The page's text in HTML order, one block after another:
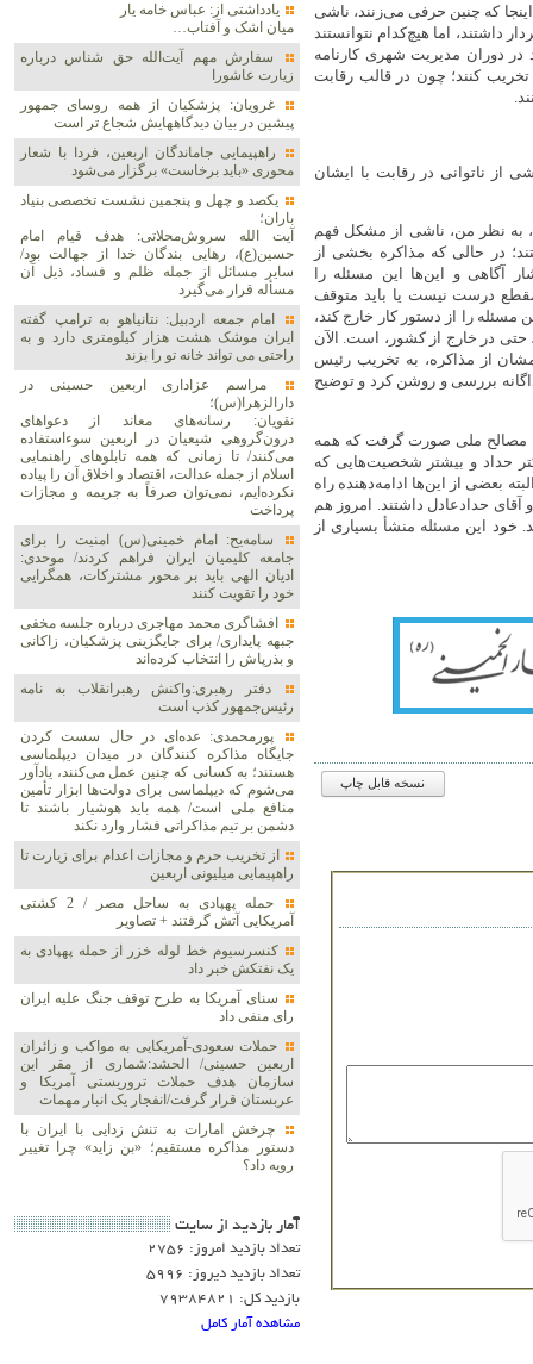
که چنین حرفی می‌زنند، ناشی
اما هیچ‌کدام نتوانستند
در دوران مدیریت شهری کارنامه
تخریب کنند؛ چون در قالب رقابت
از ناتوانی در رقابت با ایشان
به نظر من، ناشی از مشکل فهم
در حالی که مذاکره بخشی از
آگاهی و این‌ها این مسئله را
درست نیست یا باید متوقف
را از دستور کار خارج کند،
در خارج از کشور، است. الآن
از مذاکره، به تخریب رئیس
بررسی و روشن کرد و توضیح
با مصالح ملی صورت گرفت که همه
حداد و بیشتر شخصیت‌هایی که
بعضی از این‌ها ادامه‌دهنده راه
آقای حدادعادل داشتند. امروز هم
خود این مسئله منشأ بسیاری از
نسخه قابل چاپ
یادداشتی از: عباس خامه یار
میان اشک و آفتاب…
سفارش مهم آیت‌الله حق شناس درباره
زیارت عاشورا
غرویان: پزشکیان از همه روسای جمهور
پیشین در بیان دیدگاههایش شجاع تر است
راهپیمایی جاماندگان اربعین، فردا با شعار
محوری «باید برخاست» برگزار می‌شود
یکصد و چهل و پنجمین نشست تخصصی بنیاد
باران؛
آیت الله سروش‌محلاتی: هدف قیام امام
حسین(ع)، رهایی بندگان خدا از جهالت بود/
سایر مسائل از جمله ظلم و فساد، ذیل آن
مسأله قرار می‌گیرد
امام جمعه اردبیل: نتانیاهو به ترامپ گفته
ایران موشک هشت هزار کیلومتری دارد و به
راحتی می تواند خانه تو را بزند
مراسم عزاداری اربعین حسینی در
دارالزهرا(س)؛
نقویان: رسانه‌های معاند از دعواهای
درون‌گروهی شیعیان در اربعین سوءاستفاده
می‌کنند/ تا زمانی که همه تابلوهای راهنمایی
اسلام از جمله عدالت، اقتصاد و اخلاق آن را پیاده
نکرده‌ایم، نمی‌توان صرفاً به جریمه و مجازات
پرداخت
سامه‌یح: امام خمینی(س) امنیت را برای
جامعه کلیمیان ایران فراهم کردند/ موحدی:
ادیان الهی باید بر محور مشترکات، همگرایی
خود را تقویت کنند
افشاگری محمد مهاجری درباره جلسه مخفی
جبهه پایداری/ برای جایگزینی پزشکیان، زاکانی
و بذرپاش را انتخاب کرده‌اند
دفتر رهبری:واکنش رهبرانقلاب به نامه
رئیس‌جمهور کذب است
پورمحمدی: عده‌ای در حال سست کردن
جایگاه مذاکره کنندگان در میدان دیپلماسی
هستند؛ به کسانی که چنین عمل می‌کنند، یادآور
می‌شوم که دیپلماسی برای دولت‌ها ابزار تأمین
منافع ملی است/ همه باید هوشیار باشند تا
دشمن بر تیم مذاکراتی فشار وارد نکند
از تخریب حرم و مجازات اعدام برای زیارت تا
راهپیمایی میلیونی اربعین
حمله پهپادی به ساحل مصر / 2 کشتی
آمریکایی آتش گرفتند + تصاویر
کنسرسیوم خط لوله خزر از حمله پهپادی به
یک نفتکش خبر داد
سنای آمریکا به طرح توقف جنگ علیه ایران
رای منفی داد
حملات سعودی-آمریکایی به مواکب و زائران
اربعین حسینی/ الحشد:شماری از مقر این
سازمان هدف حملات تروریستی آمریکا و
عربستان قرار گرفت/انفجار یک انبار مهمات
چرخش امارات به تنش زدایی با ایران با
دستور مذاکره مستقیم؛ «بن زاید» چرا تغییر
رویه داد؟
آمار بازديد از سايت
تعداد بازدید امروز: 2756
تعداد بازدید دیروز: 5996
بازدید کل: 79384821
مشاهده آمار کامل